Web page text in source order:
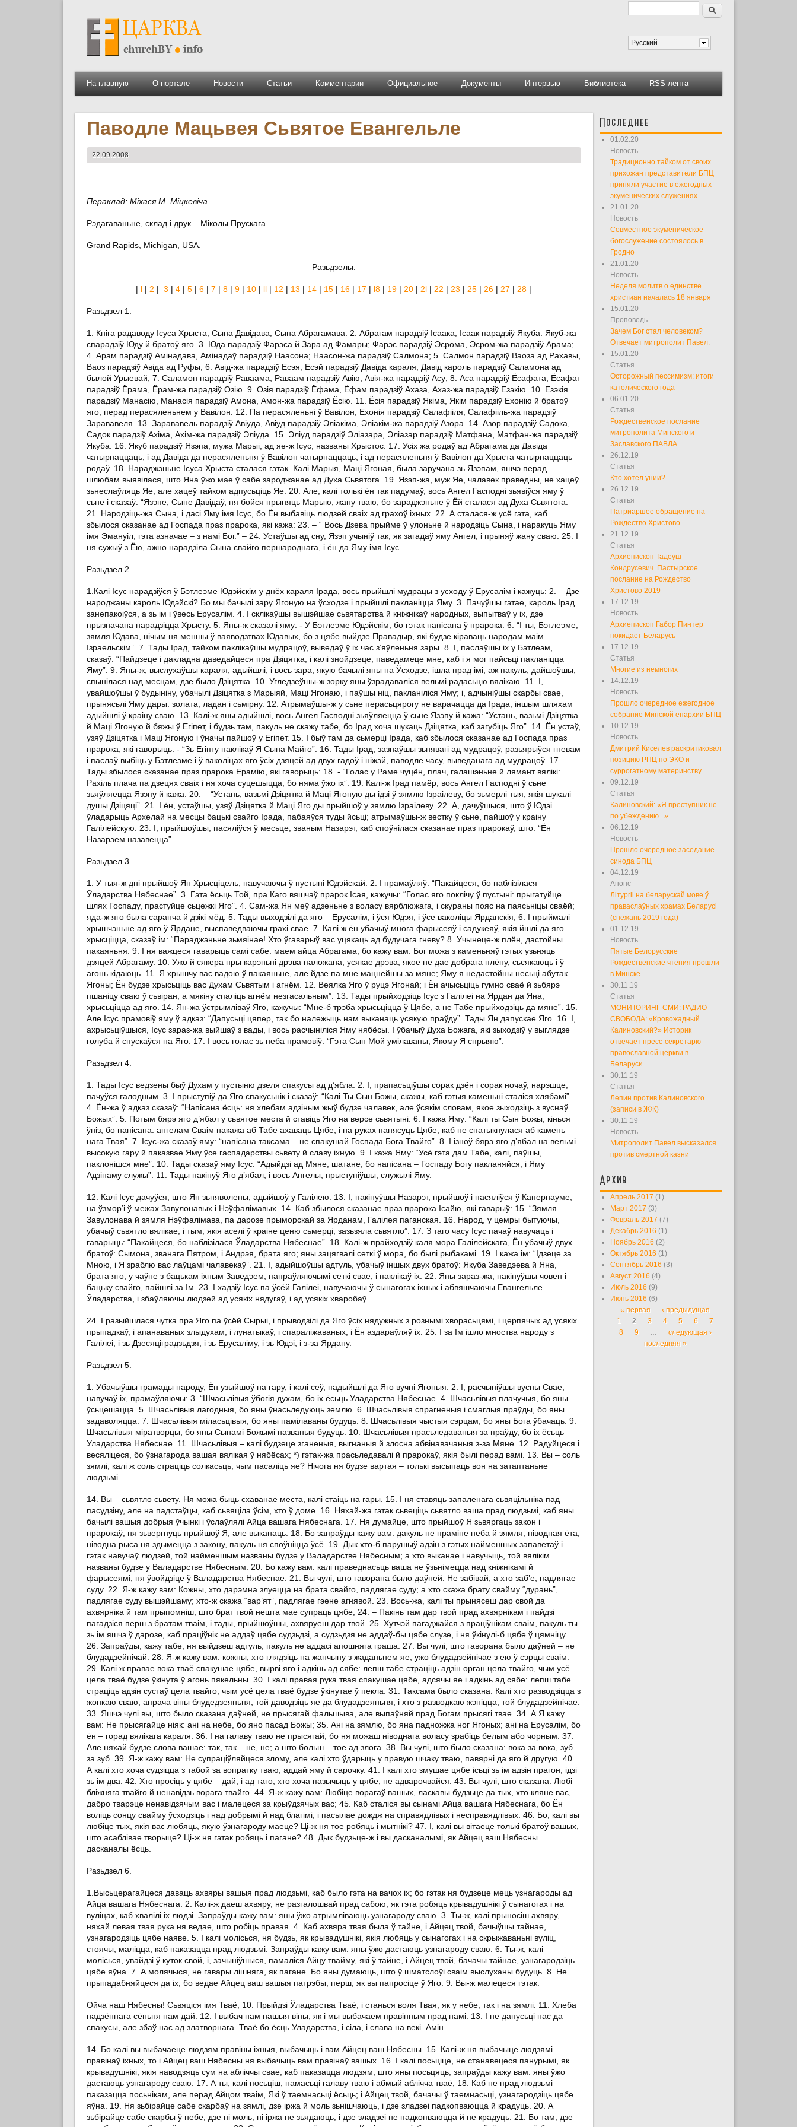
Форма поиска
Поиск
Русский
На главную О портале Новости Статьи Комментарии Официальное Документы Интервью Библиотека RSS-лента
Паводле Мацьвея Сьвятое Евангельле
22.09.2008
Пераклад: Міхася М. Міцкевіча
Рэдагаваньне, склад і друк – Міколы Прускага
Grand Rapids, Michigan, USA.
Разьдзелы:
| l | 2 | 3 | 4 | 5 | 6 | 7 | 8 | 9 | 10 | ll | 12 | 13 | 14 | 15 | 16 | 17 | l8 | 19 | 20 | 2l | 22 | 23 | 25 | 26 | 27 | 28 |
Разьдзел 1.
1. Кніга радаводу Ісуса Хрыста, Сына Давідава, Сына Абрагамава. 2. Абрагам парадзіў Ісаака; Ісаак парадзіў Якуба. Якуб-жа
спарадзіў Юду й братоў яго. 3. Юда парадзіў Фарэса й Зара ад Фамары; Фарэс парадзіў Эсрома, Эсром-жа парадзіў Арама;
4. Арам парадзіў Амінадава, Амінадаў парадзіў Наасона; Наасон-жа парадзіў Салмона; 5. Салмон парадзіў Ваоза ад Рахавы,
Ваоз парадзіў Авіда ад Руфы; 6. Авід-жа парадзіў Есэя, Есэй парадзіў Давіда караля, Давід кароль парадзіў Саламона ад
былой Урыевай; 7. Саламон парадзіў Раваама, Раваам парадзіў Авію, Авія-жа парадзіў Асу; 8. Аса парадзіў Ёсафата, Ёсафат
парадзіў Ёрама, Ёрам-жа парадзіў Озію. 9. Озія парадзіў Ёфама, Ёфам парадзіў Ахаза, Ахаз-жа парадзіў Езэкію. 10. Езэкія
парадзіў Манасію, Манасія парадзіў Амона, Амон-жа парадзіў Ёсію. 11. Ёсія парадзіў Якіма, Якім парадзіў Ехонію й братоў
яго, перад перасяленьнем у Вавілон. 12. Па перасяленьні ў Вавілон, Ехонія парадзіў Салафііля, Салафііль-жа парадзіў
Зарававеля. 13. Зарававель парадзіў Авіуда, Авіуд парадзіў Эліакіма, Эліакім-жа парадзіў Азора. 14. Азор парадзіў Садока,
Садок парадзіў Ахіма, Ахім-жа парадзіў Эліуда. 15. Эліуд парадзіў Эліазара, Эліазар парадзіў Матфана, Матфан-жа парадзіў
Якуба. 16. Якуб парадзіў Язэпа, мужа Марыі, ад яе-ж Ісус, названы Хрыстос. 17. Усіх жа родаў ад Абрагама да Давіда
чатырнаццаць, і ад Давіда да перасяленьня ў Вавілон чатырнаццаць, і ад перасяленьня ў Вавілон да Хрыста чатырнаццаць
родаў. 18. Нараджэньне Ісуса Хрыста сталася гэтак. Калі Марыя, Маці Ягоная, была заручана зь Язэпам, яшчэ перад
шлюбам выявілася, што Яна ўжо мае ў сабе зароджанае ад Духа Сьвятога. 19. Язэп-жа, муж Яе, чалавек праведны, не хацеў
зьнеслаўляць Яе, але хацеў тайком адпусьціць Яе. 20. Але, калі толькі ён так падумаў, вось Ангел Гасподні зьявіўся яму ў
сьне і сказаў: “Язэпе, Сыне Давідаў, ня бойся прыняць Марыю, жану тваю, бо зараджэньне ў Ёй сталася ад Духа Сьвятога.
21. Народзіць-жа Сына, і дасі Яму імя Ісус, бо Ён выбавіць людзей сваіх ад грахоў іхных. 22. А сталася-ж усё гэта, каб
збылося сказанае ад Госпада праз прарока, які кажа: 23. – “ Вось Дзева прыйме ў улоньне й народзіць Сына, і наракуць Яму
імя Эмануіл, гэта азначае – з намі Бог.” – 24. Устаўшы ад сну, Язэп учыніў так, як загадаў яму Ангел, і прыняў жану сваю. 25. І
ня сужыў з Ёю, ажно нарадзіла Сына свайго першароднага, і ён да Яму імя Ісус.
Разьдзел 2.
1.Калі Ісус нарадзіўся ў Бэтлеэме Юдэйскім у днёх караля Ірада, вось прыйшлі мудрацы з усходу ў Ерусалім і кажуць: 2. – Дзе
народжаны кароль Юдэйскі? Бо мы бачылі зару Ягоную на ўсходзе і прыйшлі пакланіцца Яму. 3. Пачуўшы гэтае, кароль Ірад
занепакоіўся, а зь ім і ўвесь Ерусалім. 4. І склікаўшы вышэйшае сьвятарства й кніжнікаў народных, выпытваў у іх, дзе
прызначана нарадзіцца Хрысту. 5. Яны-ж сказалі яму: - У Бэтлеэме Юдэйскім, бо гэтак напісана ў прарока: 6. “І ты, Бэтлеэме,
зямля Юдава, нічым ня меншы ў ваяводзтвах Юдавых, бо з цябе выйдзе Правадыр, які будзе кіраваць народам маім
Ізраельскім”. 7. Тады Ірад, тайком паклікаўшы мудрацоў, выведаў ў іх час з’яўленьня зары. 8. І, паслаўшы іх у Бэтлеэм,
сказаў: “Пайдзеце і дакладна даведайцеся пра Дзіцятка, і калі знойдзеце, паведамеце мне, каб і я мог пайсьці пакланіцца
Яму”. 9. Яны-ж, выслухаўшы караля, адыйшлі; і вось зара, якую бачылі яны на Ўсходзе, ішла прад імі, аж пакуль, дайшоўшы,
спынілася над месцам, дзе было Дзіцятка. 10. Угледзеўшы-ж зорку яны ўзрадаваліся вельмі радасьцю вялікаю. 11. І,
увайшоўшы ў будыніну, убачылі Дзіцятка з Марыяй, Маці Ягонаю, і паўшы ніц, пакланіліся Яму; і, адчыніўшы скарбы свае,
прынясьлі Яму дары: золата, ладан і сьмірну. 12. Атрымаўшы-ж у сьне перасьцярогу не варачацца да Ірада, іншым шляхам
адыйшлі ў краіну сваю. 13. Калі-ж яны адыйшлі, вось Ангел Гасподні зьяўляецца ў сьне Язэпу й кажа: “Устань, вазьмі Дзіцятка
й Маці Ягоную й бяжы ў Егіпет, і будзь там, пакуль не скажу табе, бо Ірад хоча шукаць Дзіцятка, каб загубіць Яго”. 14. Ён устаў,
узяў Дзіцятка і Маці Ягоную і ўначы пайшоў у Егіпет. 15. І быў там да сьмерці Ірада, каб збылося сказанае ад Госпада праз
прарока, які гаворыць: - “Зь Егіпту паклікаў Я Сына Майго”. 16. Тады Ірад, зазнаўшы зьнявагі ад мудрацоў, разьярыўся гневам
і паслаў выбіць у Бэтлеэме і ў ваколіцах яго ўсіх дзяцей ад двух гадоў і ніжэй, паводле часу, выведанага ад мудрацоў. 17.
Тады збылося сказанае праз прарока Ерамію, які гаворыць: 18. - “Голас у Раме чуцён, плач, галашэньне й лямант вялікі:
Рахіль плача па дзецях сваіх і ня хоча суцешыцца, бо няма ўжо іх”. 19. Калі-ж Ірад памёр, вось Ангел Гасподні ў сьне
зьяўляецца Язэпу й кажа: 20. – “Устань, вазьмі Дзіцятка й Маці Ягоную ды ідзі ў зямлю Ізраілеву, бо зьмерлі тыя, якія шукалі
душы Дзіцяці”. 21. І ён, устаўшы, узяў Дзіцятка й Маці Яго ды прыйшоў у зямлю Ізраілеву. 22. А, дачуўшыся, што ў Юдэі
ўладарыць Архелай на месцы бацькі свайго Ірада, пабаяўся туды йсьці; атрымаўшы-ж вестку ў сьне, пайшоў у краіну
Галілейскую. 23. І, прыйшоўшы, пасяліўся ў месьце, званым Назарэт, каб споўнілася сказанае праз прарокаў, што: “Ён
Назарэем назавецца”.
Разьдзел 3
1. У тыя-ж дні прыйшоў Ян Хрысціцель, навучаючы ў пустыні Юдэйскай. 2. І прамаўляў: “Пакайцеся, бо наблізілася
Ўладарства Нябеснае”. 3. Гэта ёсьць Той, пра Каго вяшчаў прарок Ісая, кажучы: “Голас яго поклічу ў пустыні: прыгатуйце
шлях Госпаду, прастуйце сьцежкі Яго”. 4. Сам-жа Ян меў адзеньне з воласу вярблюжага, і скураны пояс на паясьніцы сваёй;
яда-ж яго была саранча й дзікі мёд. 5. Тады выходзілі да яго – Ерусалім, і ўся Юдэя, і ўсе ваколіцы Ярданскія; 6. І прыймалі
хрышчэньне ад яго ў Ярдане, выспаведваючы грахі свае. 7. Калі ж ён убачыў многа фарысеяў і садукеяў, якія йшлі да яго
хрысціцца, сказаў ім: “Параджэньне зьмяінае! Хто ўгаварыў вас уцякаць ад будучага гневу? 8. Учынеце-ж плён, дастойны
пакаяньня. 9. І ня важцеся гаварыць самі сабе: маем айца Абрагама; бо кажу вам: Бог можа з каменьняў гэтых узьняць
дзяцей Абрагаму. 10. Ужо й сякера пры карэньні дрэва паложана; усякае дрэва, якое не дае добрага плёну, сьсякаюць і ў
агонь кідаюць. 11. Я хрышчу вас вадою ў пакаяньне, але йдзе па мне мацнейшы за мяне; Яму я недастойны несьці абутак
Ягоны; Ён будзе хрысьціць вас Духам Сьвятым і агнём. 12. Веялка Яго ў руцэ Ягонай; і Ён ачысьціць гумно сваё й зьбярэ
пшаніцу сваю ў сьвіран, а мякіну спаліць агнём незгасальным”. 13. Тады прыйходзіць Ісус з Галілеі на Ярдан да Яна,
хрысьціцца ад яго. 14. Ян-жа ўстрымліваў Яго, кажучы: “Мне-б трэба хрысьціцца ў Цябе, а не Табе прыйходзіць да мяне”. 15.
Але Ісус прамовіў яму ў адказ: “Дапусьці цяпер, так бо належыць нам выканаць усякую праўду”. Тады Ян дапускае Яго. 16. І,
ахрысьціўшыся, Ісус зараз-жа выйшаў з вады, і вось расчыніліся Яму нябёсы. І ўбачыў Духа Божага, які зыходзіў у выглядзе
голуба й спускаўся на Яго. 17. І вось голас зь неба прамовіў: “Гэта Сын Мой умілаваны, Якому Я спрыяю”.
Разьдзел 4.
1. Тады Ісус ведзены быў Духам у пустыню дзеля спакусы ад д’ябла. 2. І, прапасьціўшы сорак дзён і сорак ночаў, нарэшце,
пачуўся галодным. 3. І прыступіў да Яго спакусьнік і сказаў: “Калі Ты Сын Божы, скажы, каб гэтыя каменьні сталіся хлябамі”.
4. Ён-жа ў адказ сказаў: “Напісана ёсць: ня хлебам адзіным жыў будзе чалавек, але ўсякім словам, якое зыходзіць з вуснаў
Божых”. 5. Потым бярэ яго д’ябал у сьвятое места й ставіць Яго на версе сьвятыні. 6. І кажа Яму: “Калі ты Сын Божы, кінься
ўніз, бо напісана: ангелам Сваім накажа аб Табе ахаваць Цябе; і на руках панясуць Цябе, каб не спатыкнулася аб камень
нага Твая”. 7. Ісус-жа сказаў яму: “напісана таксама – не спакушай Госпада Бога Твайго”. 8. І ізноў бярэ яго д’ябал на вельмі
высокую гару й паказвае Яму ўсе гаспадарствы сьвету й славу іхную. 9. І кажа Яму: “Усё гэта дам Табе, калі, паўшы,
паклонішся мне”. 10. Тады сказаў яму Ісус: “Адыйдзі ад Мяне, шатане, бо напісана – Госпаду Богу пакланяйся, і Яму
Адзінаму служы”. 11. Тады пакінуў Яго д’ябал, і вось Ангелы, прыступіўшы, служылі Яму.
12. Калі Ісус дачуўся, што Ян зьняволены, адыйшоў у Галілею. 13. І, пакінуўшы Назарэт, прыйшоў і пасяліўся ў Капернауме,
на ўзмор’і ў межах Завулонавых і Нэўфалімавых. 14. Каб збылося сказанае праз прарока Ісайю, які гаварыў: 15. “Зямля
Завулонава й зямля Нэўфалімава, па дарозе прыморскай за Ярданам, Галілея паганская. 16. Народ, у цемры бытуючы,
убачыў сьвятло вялікае, і тым, якія аселі ў краіне ценю сьмерці, зазьзяла сьвятло”. 17. З таго часу Ісус пачаў навучаць і
гаварыць: “Пакайцеся, бо наблізілася Ўладарства Нябеснае”. 18. Калі-ж прайходзіў каля мора Галілейскага, Ён убачыў двух
братоў: Сымона, званага Пятром, і Андрэя, брата яго; яны зацягвалі сеткі ў мора, бо былі рыбакамі. 19. І кажа ім: “Ідзеце за
Мною, і Я зраблю вас лаўцамі чалавекаў”. 21. І, адыйшоўшы адтуль, убачыў іншых двух братоў: Якуба Заведэева й Яна,
брата яго, у чаўне з бацькам іхным Заведэем, папраўляючымі сеткі свае, і паклікаў іх. 22. Яны зараз-жа, пакінуўшы човен і
бацьку свайго, пайшлі за Ім. 23. І хадзіў Ісус па ўсёй Галілеі, навучаючы ў сынагогах іхных і абвяшчаючы Евангельле
Ўладарства, і збаўляючы людзей ад усякіх нядугаў, і ад усякіх хваробаў.
24. І разыйшлася чутка пра Яго па ўсёй Сырыі, і прыводзілі да Яго ўсіх нядужных з рознымі хворасьцямі, і церпячых ад усякіх
прыпадкаў, і апанаваных злыдухам, і лунатыкаў, і спараліжаваных, і Ён аздараўляў іх. 25. І за Ім ішло мноства народу з
Галілеі, і зь Дзесяціградзьдзя, і зь Ерусаліму, і зь Юдэі, і з-за Ярдану.
Разьдзел 5.
1. Убачыўшы грамады народу, Ён узыйшоў на гару, і калі сеў, падыйшлі да Яго вучні Ягоныя. 2. І, расчыніўшы вусны Свае,
навучаў іх, прамаўляючы: 3. “Шчасьлівыя ўбогія духам, бо іх ёсьць Уладарства Нябеснае. 4. Шчасьлівыя плачучыя, бо яны
ўсьцешацца. 5. Шчасьлівыя лагодныя, бо яны ўнасьледуюць землю. 6. Шчасьлівыя спрагненыя і смаглыя праўды, бо яны
задаволяцца. 7. Шчасьлівыя міласьцівыя, бо яны памілаваны будуць. 8. Шчасьлівыя чыстыя сэрцам, бо яны Бога ўбачаць. 9.
Шчасьлівыя міратворцы, бо яны Сынамі Божымі названыя будуць. 10. Шчасьлівыя прасьледаваныя за праўду, бо іх ёсьць
Уладарства Нябеснае. 11. Шчасьлівыя – калі будзеце зганеныя, выгнаныя й злосна абвінавачаныя з-за Мяне. 12. Радуйцеся і
весяліцеся, бо ўзнагарода вашая вялікая ў нябёсах; *) гэтак-жа прасьледавалі й прарокаў, якія былі перад вамі. 13. Вы – соль
зямлі; калі ж соль страціць солкасьць, чым пасаліць яе? Нічога ня будзе вартая – толькі высыпаць вон на затаптаньне
людзьмі.
14. Вы – сьвятло сьвету. Ня можа быць схаванае места, калі стаіць на гары. 15. І ня ставяць запаленага сьвяцільніка пад
пасудзіну, але на падстаўцы, каб сьвяціла ўсім, хто ў доме. 16. Няхай-жа гэтак сьвеціць сьвятло ваша прад людзьмі, каб яны
бачылі вашыя добрыя ўчынкі і ўслаўлялі Айца вашага Нябеснага. 17. Ня думайце, што прыйшоў Я зьвяргаць закон і
прарокаў; ня зьвергнуць прыйшоў Я, але выканаць. 18. Бо запраўды кажу вам: дакуль не праміне неба й зямля, ніводная ёта,
ніводна рыса ня здымецца з закону, пакуль ня споўніцца ўсё. 19. Дык хто-б парушыў адзін з гэтых найменшых запаветаў і
гэтак навучаў людзей, той найменшым названы будзе у Валадарстве Нябесным; а хто выканае і навучыць, той вялікім
названы будзе у Валадарстве Нябесным. 20. Бо кажу вам: калі праведнасьць ваша не ўзьнімецца над кніжнікамі й
фарысеямі, ня ўвойдзіце ў Валадарства Нябеснае. 21. Вы чулі, што гаворана было даўней: Не забівай, а хто заб’е, падлягае
суду. 22. Я-ж кажу вам: Кожны, хто дарэмна злуецца на брата свайго, падлягае суду; а хто скажа брату свайму “дурань”,
падлягае суду вышэйшаму; хто-ж скажа “вар’ят”, падлягае гэене агнявой. 23. Вось-жа, калі ты прынясеш дар свой да
ахвярніка й там прыпомніш, што брат твой нешта мае супраць цябе, 24. – Пакінь там дар твой прад ахвярнікам і пайдзі
пагадзіся перш з братам тваім, і тады, прыйшоўшы, ахвяруеш дар твой. 25. Хутчэй пагаджайся з праціўнікам сваім, пакуль ты
зь ім яшчэ ў дарозе, каб праціўнік не аддаў цябе судзьдзі, а судзьдзя не аддаў-бы цябе слузе, і ня ўкінулі-б цябе ў цямніцу.
26. Запраўды, кажу табе, ня выйдзеш адтуль, пакуль не аддасі апошняга граша. 27. Вы чулі, што гаворана было даўней – не
блудадзейнічай. 28. Я-ж кажу вам: кожны, хто глядзіць на жанчыну з жаданьнем яе, ужо блудадзейнічае з ею ў сэрцы сваім.
29. Калі ж правае вока тваё спакушае цябе, вырві яго і адкінь ад сябе: лепш табе страціць адзін орган цела твайго, чым усё
цела тваё будзе ўкінута ў агонь пякельны. 30. І калі правая рука твая спакушае цябе, адсячы яе і адкінь ад сябе: лепш табе
страціць адзін сустаў цела твайго, чым усё цела тваё будзе ўкінутае ў пекла. 31. Таксама было сказана: Калі хто разводзіцца з
жонкаю сваю, апрача віны блудедзеяньня, той даводзіць яе да блудадзеяньня; і хто з разводкаю жэніцца, той блудадзейнічае.
33. Яшчэ чулі вы, што было сказана даўней, не прысягай фальшыва, але выпаўняй прад Богам прысягі твае. 34. А Я кажу
вам: Не прысягайце ніяк: ані на небе, бо яно пасад Божы; 35. Ані на зямлю, бо яна падножжа ног Ягоных; ані на Ерусалім, бо
ён – горад вялікага караля. 36. І на галаву тваю не прысягай, бо ня можаш ніводнага воласу зрабіць белым або чорным. 37.
Але няхай будзе слова вашае: так, так – не, не; а што больш – тое ад злога. 38. Вы чулі, што было сказана: вока за вока, зуб
за зуб. 39. Я-ж кажу вам: Не супраціўляйцеся злому, але калі хто ўдарыць у правую шчаку тваю, павярні да яго й другую. 40.
А калі хто хоча судзіцца з табой за вопратку тваю, аддай яму й сарочку. 41. І калі хто змушае цябе ісьці зь ім адзін прагон, ідзі
зь ім два. 42. Хто просіць у цябе – дай; і ад таго, хто хоча пазычыць у цябе, не адварочвайся. 43. Вы чулі, што сказана: Любі
бліжняга твайго й ненавідзь ворага твайго. 44. Я-ж кажу вам: Любіце ворагаў вашых, ласкавы будзьце да тых, хто кляне вас,
дабро тварэце ненавідзячым вас і малецеся за крыўдзячых вас; 45. Каб сталіся вы сынамі Айца вашага Нябеснага, бо Ён
воліць сонцу свайму ўсходзіць і над добрымі й над благімі, і пасылае дождж на справядлівых і несправядлівых. 46. Бо, калі вы
любіце тых, якія вас любяць, якую ўзнагароду маеце? Ці-ж ня тое робяць і мытнікі? 47. І, калі вы вітаеце толькі братоў вашых,
што асаблівае творыце? Ці-ж ня гэтак робяць і пагане? 48. Дык будзьце-ж і вы дасканалымі, як Айцец ваш Нябесны
дасканалы ёсць.
Разьдзел 6.
1.Высьцерагайцеся даваць ахвяры вашыя прад людзьмі, каб было гэта на вачох іх; бо гэтак ня будзеце мець узнагароды ад
Айца вашага Нябеснага. 2. Калі-ж даеш ахвяру, не разгалошвай прад сабою, як гэта робяць крывадушнікі ў сынагогах і на
вуліцах, каб хвалілі іх людзі. Запраўды кажу вам: яны ўжо атрымліваюць узнагароду сваю. 3. Ты-ж, калі прыносіш ахвяру,
няхай левая твая рука ня ведае, што робіць правая. 4. Каб ахвяра твая была ў тайне, і Айцец твой, бачыўшы тайнае,
узнагародзіць цябе наяве. 5. І калі молісься, ня будзь, як крывадушнікі, якія любяць у сынагогах і на скрыжаваньні вуліц,
стоячы, маліцца, каб паказацца прад людзьмі. Запраўды кажу вам: яны ўжо дастаюць узнагароду сваю. 6. Ты-ж, калі
молісься, увайдзі ў куток свой, і, зачыніўшыся, памаліся Айцу твайму, які ў тайне, і Айцец твой, бачачы тайнае, узнагародзіць
цябе яўна. 7. А молячыся, не гавары лішняга, як пагане. Бо яны думаюць, што ў шматслоўі сваім выслуханы будуць. 8. Не
прыпадабняйцеся да іх, бо ведае Айцец ваш вашыя патрэбы, перш, як вы папросіце ў Яго. 9. Вы-ж малецеся гэтак:
Ойча наш Нябесны! Сьвяціся імя Тваё; 10. Прыйдзі Ўладарства Тваё; і станься воля Твая, як у небе, так і на зямлі. 11. Хлеба
надзённага сёньня нам дай. 12. І выбач нам нашыя віны, як і мы выбачаем правінным прад намі. 13. І не дапусьці нас да
спакусы, але збаў нас ад златворнага. Тваё бо ёсць Уладарства, і сіла, і слава на векі. Амін.
14. Бо калі вы выбачаеце людзям правіны іхныя, выбачыць і вам Айцец ваш Нябесны. 15. Калі-ж ня выбачыце людзямі
правінаў іхных, то і Айцец ваш Нябесны ня выбачыць вам правінаў вашых. 16. І калі посьціце, не станавецеся панурымі, як
крывадушнікі, якія наводзяць сум на абліччы свае, каб паказацца людзям, што яны посьцяць; запраўды кажу вам: яны ўжо
дастаюць узнагароду сваю. 17. А ты, калі посьціш, намасьці галаву тваю і абмый аблічча тваё; 18. Каб не прад людзьмі
паказацца посьнікам, але перад Айцом тваім, Які ў таемнасьці ёсьць; і Айцец твой, бачачы ў таемнасьці, узнагародзіць цябе
яўна. 19. Ня зьбірайце сабе скарбаў на зямлі, дзе іржа й моль зьнішчаюць, і дзе зладзеі падкопваюцца й крадуць. 20. А
зьбірайце сабе скарбы ў небе, дзе ні моль, ні іржа не зьядаюць, і дзе зладзеі не падкопваюцца й не крадуць. 21. Бо там, дзе
Последнее
01.02.20
Новость
Традиционно тайком от своих
прихожан представители БПЦ
приняли участие в ежегодных
экуменических служениях
21.01.20
Новость
Совместное экуменическое
богослужение состоялось в
Гродно
21.01.20
Новость
Неделя молитв о единстве
христиан началась 18 января
15.01.20
Проповедь
Зачем Бог стал человеком?
Отвечает митрополит Павел.
15.01.20
Статья
Осторожный пессимизм: итоги
католического года
06.01.20
Статья
Рождественское послание
митрополита Минского и
Заславского ПАВЛА
26.12.19
Статья
Кто хотел унии?
26.12.19
Статья
Патриаршее обращение на
Рождество Христово
21.12.19
Статья
Архиепископ Тадеуш
Кондрусевич. Пастырское
послание на Рождество
Христово 2019
17.12.19
Новость
Архиепископ Габор Пинтер
покидает Беларусь
17.12.19
Статья
Многие из немногих
14.12.19
Новость
Прошло очередное ежегодное
собрание Минской епархии БПЦ
10.12.19
Новость
Дмитрий Киселев раскритиковал
позицию РПЦ по ЭКО и
суррогатному материнству
09.12.19
Статья
Калиновский: «Я преступник не
по убеждению...»
06.12.19
Новость
Прошло очередное заседание
синода БПЦ
04.12.19
Анонс
Літургіі на беларускай мове ў
праваслаўных храмах Беларусі
(снежань 2019 года)
01.12.19
Новость
Пятые Белорусские
Рождественские чтения прошли
в Минске
30.11.19
Статья
МОНИТОРИНГ СМИ: РАДИО
СВОБОДА: «Кровожадный
Калиновский?» Историк
отвечает пресс-секретарю
православной церкви в
Беларуси
30.11.19
Статья
Лепин против Калиновского
(записи в ЖЖ)
30.11.19
Новость
Митрополит Павел высказался
против смертной казни
Архив
Апрель 2017 (1)
Март 2017 (3)
Февраль 2017 (7)
Декабрь 2016 (1)
Ноябрь 2016 (2)
Октябрь 2016 (1)
Сентябрь 2016 (3)
Август 2016 (4)
Июль 2016 (9)
Июнь 2016 (6)
Страницы
« первая
‹ предыдущая
1
2 3 4 5 6
7
8
9 …
следующая ›
последняя »